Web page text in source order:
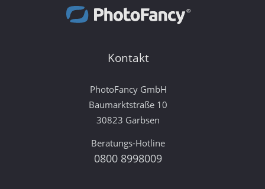
Kontakt
PhotoFancy GmbH
Baumarktstraße 10
30823 Garbsen
Beratungs-Hotline
0800 8998009